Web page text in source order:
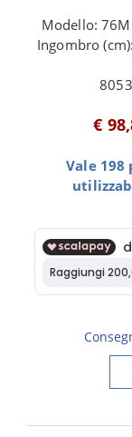
Modello: 76M
Ingombro
€
Vale 198